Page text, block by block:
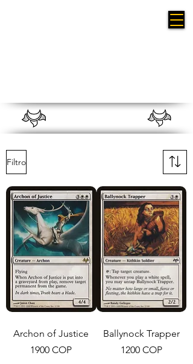
Filtro
Archon of Justice
Precio
1900 COP
Ballynock Trapper
Precio
1200 COP